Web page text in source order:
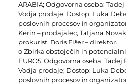
ARABIA; Odgovorna oseba: Tadej
Vodja prodaje; Dostop: Luka
poslovnih procesov in
Kerin – prodajalec, Tatjana
prokurist, Boris Fišer – direktor.
o Zbirka obstoječih in
EURO5; Odgovorna oseba: Tadej
Vodja prodaje; Dostop: Luka
poslovnih procesov in